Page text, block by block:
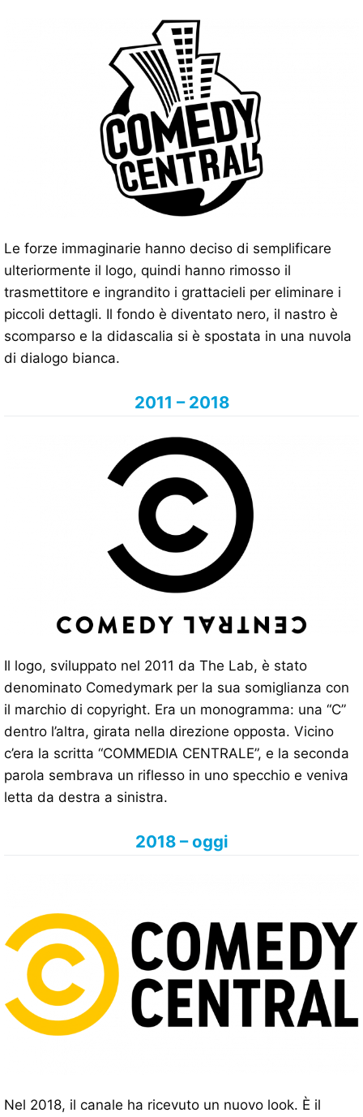
Le forze immaginarie hanno deciso di semplificare
ulteriormente il logo, quindi hanno rimosso il
trasmettitore e ingrandito i grattacieli per eliminare i
piccoli dettagli. Il fondo è diventato nero, il nastro è
scomparso e la didascalia si è spostata in una nuvola
di dialogo bianca.
2011 – 2018
Il logo, sviluppato nel 2011 da The Lab, è stato
denominato Comedymark per la sua somiglianza con
il marchio di copyright. Era un monogramma: una “C”
dentro l’altra, girata nella direzione opposta. Vicino
c’era la scritta “COMMEDIA CENTRALE”, e la seconda
parola sembrava un riflesso in uno specchio e veniva
letta da destra a sinistra.
2018 – oggi
Nel 2018, il canale ha ricevuto un nuovo look. È il